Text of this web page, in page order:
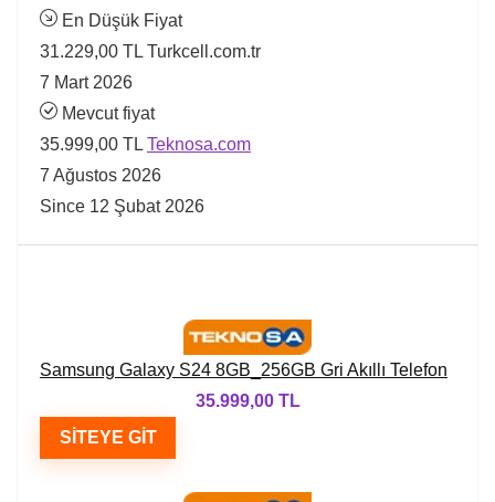
En Düşük Fiyat
31.229,00 TL Turkcell.com.tr
7 Mart 2026
Mevcut fiyat
35.999,00 TL Teknosa.com
7 Ağustos 2026
Since 12 Şubat 2026
Samsung Galaxy S24 8GB_256GB Gri Akıllı Telefon
35.999,00 TL
SITEYE GIT